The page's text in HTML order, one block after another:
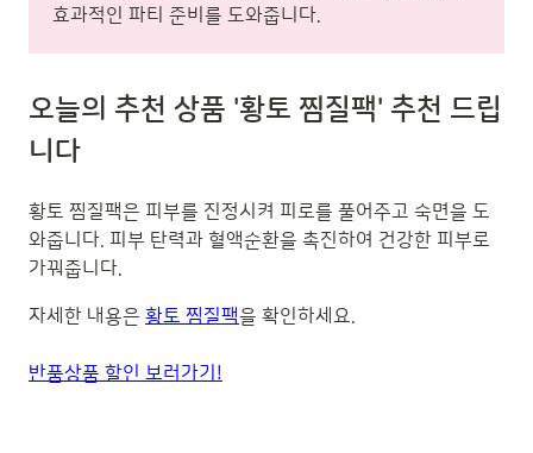
효과적인 파티 준비를 도와줍니다.
오늘의 추천 상품 '황토 찜질팩' 추천 드립
니다
황토 찜질팩은 피부를 진정시켜 피로를 풀어주고 숙면을 도
와줍니다. 피부 탄력과 혈액순환을 촉진하여 건강한 피부로
가꿔줍니다.
자세한 내용은 황토 찜질팩을 확인하세요.
반품상품 할인 보러가기!